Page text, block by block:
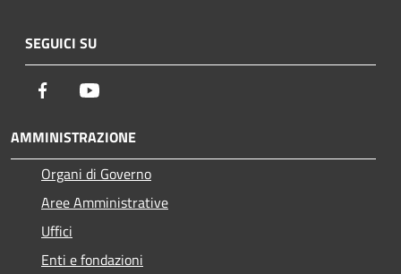
SEGUICI SU
Facebook
AMMINISTRAZIONE
Organi di Governo
Aree Amministrative
Uffici
Enti e fondazioni